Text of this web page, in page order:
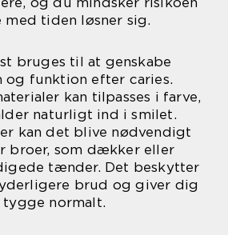
tiden løsner sig.
bruges til at genskabe
funktion efter caries.
kan tilpasses i farve,
naturligt ind i smilet.
kan det blive nødvendigt
broer, som dækker eller
tænder. Det beskytter
brud og giver dig
normalt.